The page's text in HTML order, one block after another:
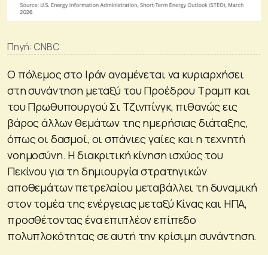
Πηγή: CNBC
Ο πόλεμος στο Ιράν αναμένεται να κυριαρχήσει
στη συνάντηση μεταξύ του Προέδρου Τραμπ και
του Πρωθυπουργού Σι Τζινπίνγκ, πιθανώς εις
βάρος άλλων θεμάτων της ημερήσιας διάταξης,
όπως οι δασμοί, οι σπάνιες γαίες και η τεχνητή
νοημοσύνη. Η διακριτική κίνηση ισχύος του
Πεκίνου για τη δημιουργία στρατηγικών
αποθεμάτων πετρελαίου μεταβάλλει τη δυναμική
στον τομέα της ενέργειας μεταξύ Κίνας και ΗΠΑ,
προσθέτοντας ένα επιπλέον επίπεδο
πολυπλοκότητας σε αυτή την κρίσιμη συνάντηση.